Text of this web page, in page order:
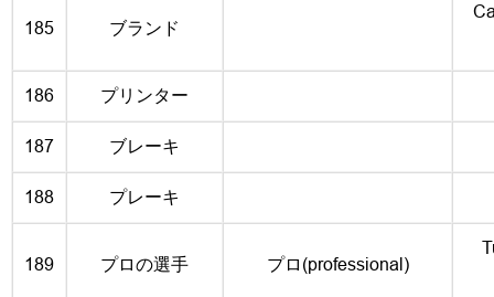
185 ブランド
186 プリンター
187 ブレーキ
188 プレーキ
189 プロの選手 プロ(professional)